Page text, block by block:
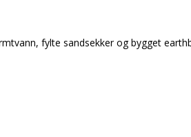
fylte sandsekker og bygget